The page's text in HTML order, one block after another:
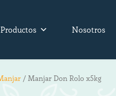
Productos Nosotros
/ Manjar Don Rolo x5kg